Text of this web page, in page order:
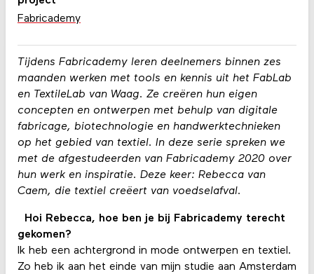
Tijdens Fabricademy leren deelnemers binnen zes
maanden werken met tools en kennis uit het FabLab
en TextileLab van Waag. Ze creëren hun eigen
concepten en ontwerpen met behulp van digitale
fabricage, biotechnologie en handwerktechnieken
op het gebied van textiel. In deze serie spreken we
met de afgestudeerden van Fabricademy 2020 over
hun werk en inspiratie. Deze keer: Rebecca van
Caem, die textiel creëert van voedselafval.
Hoi Rebecca, hoe ben je bij Fabricademy terecht
gekomen?
Ik heb een achtergrond in mode ontwerpen en textiel.
Zo heb ik aan het einde van mijn studie aan Amsterdam
Fabricademy